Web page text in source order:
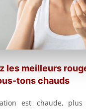
les meilleurs
tons chauds
est chaude,